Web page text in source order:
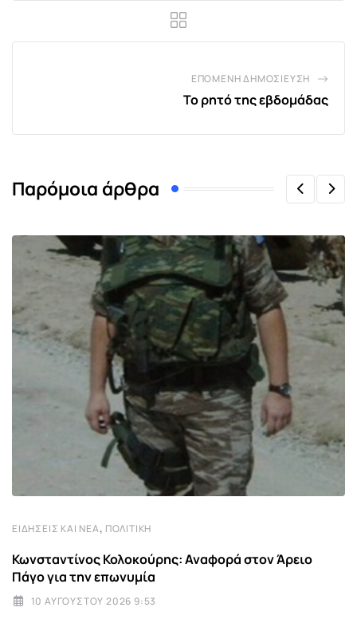
ΕΠΌΜΕΝΗ ΔΗΜΟΣΊΕΥΣΗ
Το ρητό της εβδομάδας
Παρόμοια άρθρα
ΕΙΔΉΣΕΙΣ ΚΑΙ ΝΈΑ, ΠΟΛΙΤΙΚΉ
Κωνσταντίνος Κολοκούρης: Αναφορά στον Άρειο
Πάγο για την επωνυμία
10 ΑΥΓΟΎΣΤΟΥ 2026 9:53